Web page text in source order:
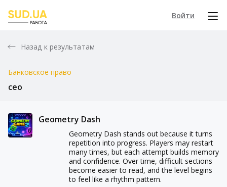
Войти
Назад к результатам
Банковское право
ceo
Geometry Dash
Geometry Dash stands out because it turns
repetition into progress. Players may restart
many times, but each attempt builds memory
and confidence. Over time, difficult sections
become easier to read, and the level begins
to feel like a rhythm pattern.